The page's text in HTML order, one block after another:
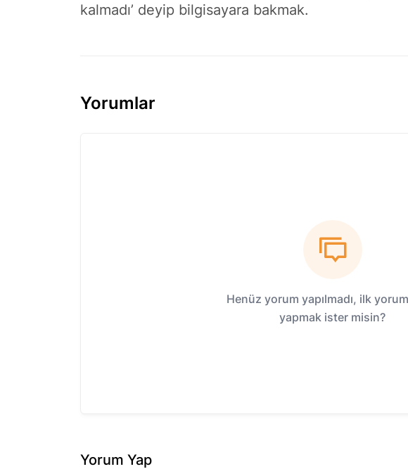
kalmadı’ deyip bilgisayara bakmak.
Yorumlar
Henüz yorum yapılmadı, ilk
yapmak ister misin?
Yorum Yap